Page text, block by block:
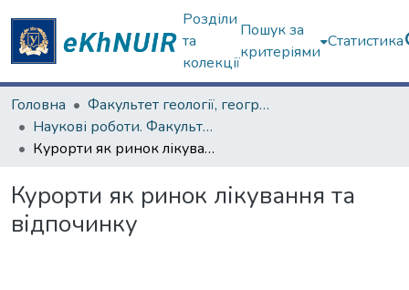
Розділи
та
колекції
Пошук за
критеріями
Статистика
Головна
Факультет геології, географіії, рекреації і туризму
Наукові роботи. Факультет геології, географіії, рекреації і туризму
Курорти як ринок лікування та відпочинку
Курорти як ринок лікування та
відпочинку